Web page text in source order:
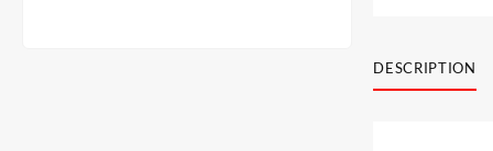
DESCRIPTION